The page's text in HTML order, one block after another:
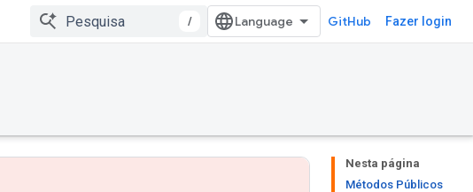
/ GitHub Fazer login
Nesta página
Métodos Públicos